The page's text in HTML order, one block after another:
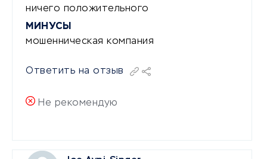
ничего положительного
МИНУСЫ
мошенническая компания
Ответить на отзыв
Не рекомендую